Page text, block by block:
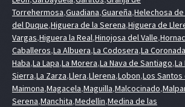
Torrehermosa,Guadiana,Guareña,Helechosa
del Duque,Higuera de la Serena,Higuera de
Vargas,Higuera la Real,Hinojosa del Valle,
Caballeros,La Albuera,La Codosera,La Coronada
Haba,La Lapa,La Morera,La Nava de Santiago,La
Sierra,La Zarza,Llera,Llerena,Lobon,Los Santos
Maimona,Magacela,Maguilla,Malcocinado,
Serena,Manchita,Medellin,Medina de las